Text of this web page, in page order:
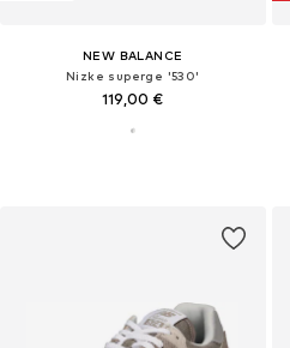
NEW BALANCE
Nizke superge '530'
119,00 €